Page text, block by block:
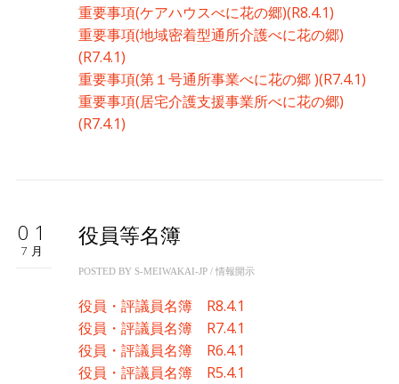
重要事項(ケアハウスべに花の郷)(R8.4.1)
重要事項(地域密着型通所介護べに花の郷)
(R7.4.1)
重要事項(第１号通所事業べに花の郷 )(R7.4.1)
重要事項(居宅介護支援事業所べに花の郷)
(R7.4.1)
01
7月
役員等名簿
POSTED BY S-MEIWAKAI-JP/ 情報開示
役員・評議員名簿 R8.4.1
役員・評議員名簿 R7.4.1
役員・評議員名簿 R6.4.1
役員・評議員名簿 R5.4.1